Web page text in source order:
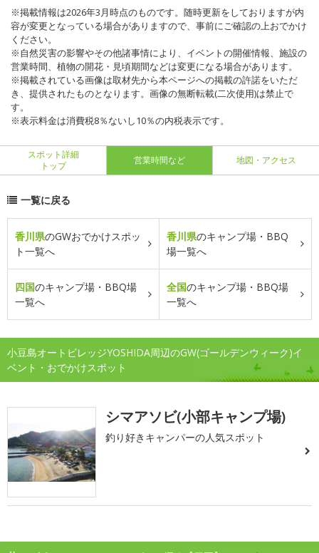
※掲載情報は2026年3月時点のものです。随時更新をしておりますが内
容が変更となっている場合がありますので、事前にご確認の上おでかけ
ください。
※自然災害の影響やその他諸事情により、イベントの開催情報、施設の
営業時間、植物の開花・見頃期間などは変更になる場合があります。
※掲載されている画像は取材先から本ページへの掲載の許諾をいただ
き、提供されたものとなります。画像の無断転載(二次使用)は禁止で
す。
※表示料金は消費税8％ないし10％の内税表示です。
スポット詳細
トップ
営業時間など 地図・アクセス
一覧に戻る
香川県のGWおでかけスポッ
ト一覧へ
香川県のキャンプ場・BBQ
場一覧へ
四国のキャンプ場・BBQ場
一覧へ
全国のキャンプ場・BBQ場
一覧へ
小豆島オートビレッジYOSHIDA周辺のGW(ゴールデンウィーク)イ
ベント・おでかけスポット
シマアソビ(小部キャンプ場)
釣り好きキャンパーの人気スポット